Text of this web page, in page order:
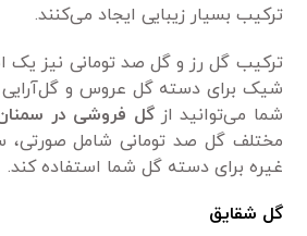
ترکیب بسیار زیبایی ایجاد می‌کنند.
ترکیب گل رز و گل صد تومانی نیز یک
شیک برای دسته گل عروس و
شما می‌توانید ازگل فروشی در
مختلف گل صد تومانی شامل صورتی،
غیره برای دسته گل شما استفاده کند.
گل شقایق